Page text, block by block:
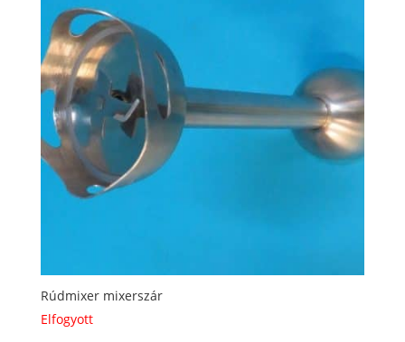
Rúdmixer mixerszár
Elfogyott